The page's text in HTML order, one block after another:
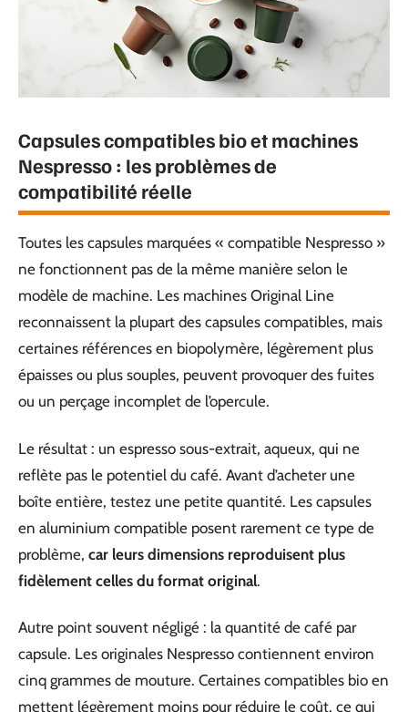
Capsules compatibles bio et machines
Nespresso : les problèmes de
compatibilité réelle
Toutes les capsules marquées « compatible Nespresso »
ne fonctionnent pas de la même manière selon le
modèle de machine. Les machines Original Line
reconnaissent la plupart des capsules compatibles, mais
certaines références en biopolymère, légèrement plus
épaisses ou plus souples, peuvent provoquer des fuites
ou un perçage incomplet de l’opercule.
Le résultat : un espresso sous-extrait, aqueux, qui ne
reflète pas le potentiel du café. Avant d’acheter une
boîte entière, testez une petite quantité. Les capsules
en aluminium compatible posent rarement ce type de
problème, car leurs dimensions reproduisent plus
fidèlement celles du format original.
Autre point souvent négligé : la quantité de café par
capsule. Les originales Nespresso contiennent environ
cinq grammes de mouture. Certaines compatibles bio en
mettent légèrement moins pour réduire le coût, ce qui